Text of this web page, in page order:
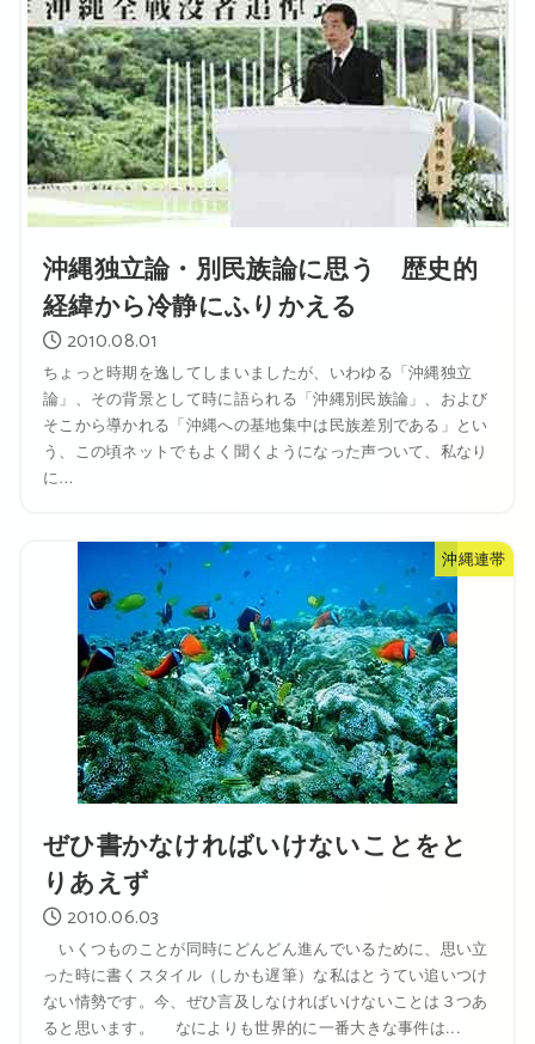
沖縄独立論・別民族論に思う 歴史的
経緯から冷静にふりかえる
2010.08.01
ちょっと時期を逸してしまいましたが、いわゆる「沖縄独立
論」、その背景として時に語られる「沖縄別民族論」、および
そこから導かれる「沖縄への基地集中は民族差別である」とい
う、この頃ネットでもよく聞くようになった声ついて、私なり
に…
沖縄連帯
ぜひ書かなければいけないことをと
りあえず
2010.06.03
いくつものことが同時にどんどん進んでいるために、思い立
った時に書くスタイル（しかも遅筆）な私はとうてい追いつけ
ない情勢です。今、ぜひ言及しなければいけないことは３つあ
ると思います。 なによりも世界的に一番大きな事件は...